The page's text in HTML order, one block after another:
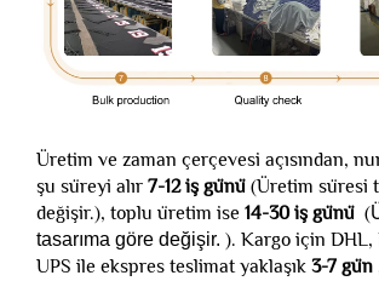
Üretim ve zaman çerçevesi açısından,
şu süreyi alır 7-12 iş günü (Üretim süresi
değişir.), toplu üretim ise 14-30 iş günü (
tasarıma göre değişir. ). Kargo için DHL,
UPS ile ekspres teslimat yaklaşık 3-7 gün